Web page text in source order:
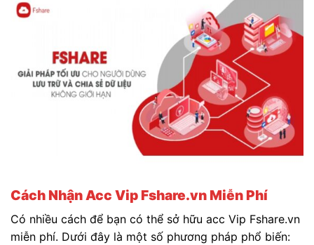
Cách Nhận Acc Vip Fshare.vn Miễn Phí
Có nhiều cách để bạn có thể sở hữu acc Vip Fshare.vn
miễn phí. Dưới đây là một số phương pháp phổ biến: